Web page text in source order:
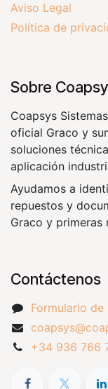
Aviso Legal
Política de
Sobre
Coapsys
oficial Graco y
soluciones
aplicación
Ayudamos a
repuestos y
Graco y primeras
Contáctenos
Formulario
+34 936 766